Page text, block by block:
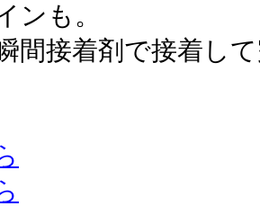
ンも。
間接着剤で接着し